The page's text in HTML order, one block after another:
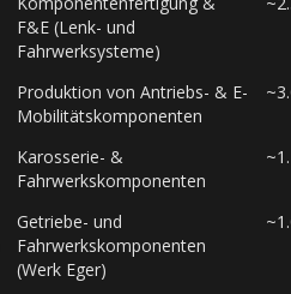
F&E (Lenk- und
Fahrwerksysteme)
Produktion von Antriebs- & E-
Mobilitätskomponenten
Karosserie- &
Fahrwerkskomponenten
Getriebe- und
Fahrwerkskomponenten
(Werk Eger)